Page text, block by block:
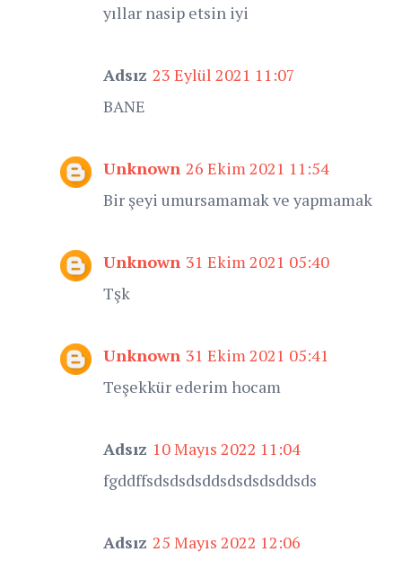
yıllar nasip etsin iyi
Adsız 23 Eylül 2021 11:07
BANE
Unknown 26 Ekim 2021 11:54
Bir şeyi umursamamak ve yapmamak
Unknown 31 Ekim 2021 05:40
Tşk
Unknown 31 Ekim 2021 05:41
Teşekkür ederim hocam
Adsız 10 Mayıs 2022 11:04
fgddffsdsdsdsddsdsdsdsddsds
Adsız 25 Mayıs 2022 12:06